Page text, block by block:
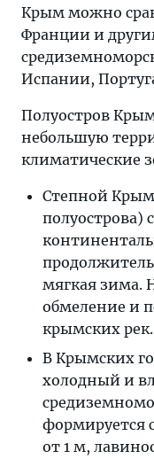
Крым можно
Франции и
Испании,
Полуостров
небольшую
климатические
Степной Крым
полуострова)
мягкая зима.
обмеление и
крымских рек.
В Крымских
холодный и
формируется
от 1 м,